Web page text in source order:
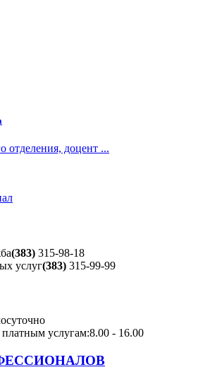
отделения, доцент ...
(383) 315-98-18
услуг(383) 315-99-99
услугам:8.00 - 16.00